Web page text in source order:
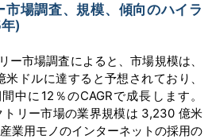
市場調査、規模、傾向のハイラ
)
ー市場調査によると、市場規模は、
ドルに達すると予想されており、
中に12％のCAGRで成長します。
リー市場の業界規模は 3,230 億米
業用モノのインターネットの採用の